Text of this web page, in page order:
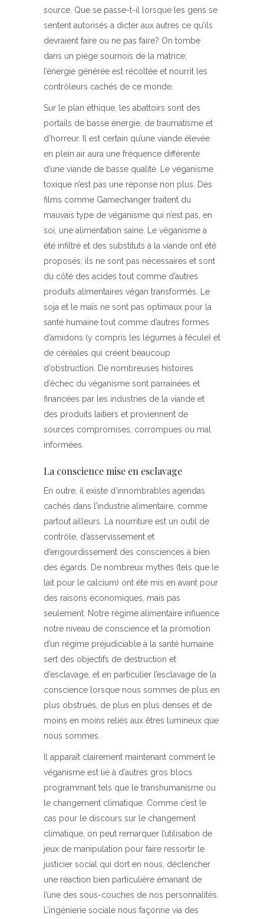
source. Que se passe-t-il lorsque les gens se
sentent autorisés à dicter aux autres ce qu’ils
devraient faire ou ne pas faire? On tombe
dans un piège sournois de la matrice;
l’énergie générée est récoltée et nourrit les
contrôleurs cachés de ce monde.
Sur le plan éthique, les abattoirs sont des
portails de basse énergie, de traumatisme et
d’horreur. Il est certain qu’une viande élevée
en plein air aura une fréquence différente
d’une viande de basse qualité. Le véganisme
toxique n’est pas une réponse non plus. Des
films comme Gamechanger traitent du
mauvais type de véganisme qui n’est pas, en
soi, une alimentation saine. Le véganisme a
été infiltré et des substituts à la viande ont été
proposés; ils ne sont pas nécessaires et sont
du côté des acides tout comme d’autres
produits alimentaires végan transformés. Le
soja et le maïs ne sont pas optimaux pour la
santé humaine tout comme d’autres formes
d’amidons (y compris les légumes à fécule) et
de céréales qui créent beaucoup
d’obstruction. De nombreuses histoires
d’échec du véganisme sont parrainées et
financées par les industries de la viande et
des produits laitiers et proviennent de
sources compromises, corrompues ou mal
informées.
La conscience mise en esclavage
En outre, il existe d’innombrables agendas
cachés dans l’industrie alimentaire, comme
partout ailleurs. La nourriture est un outil de
contrôle, d’asservissement et
d’engourdissement des consciences à bien
des égards. De nombreux mythes (tels que le
lait pour le calcium) ont été mis en avant pour
des raisons économiques, mais pas
seulement. Notre régime alimentaire influence
notre niveau de conscience et la promotion
d’un régime préjudiciable à la santé humaine
sert des objectifs de destruction et
d’esclavage, et en particulier l’esclavage de la
conscience lorsque nous sommes de plus en
plus obstrués, de plus en plus denses et de
moins en moins reliés aux êtres lumineux que
nous sommes.
Il apparaît clairement maintenant comment le
véganisme est lié à d’autres gros blocs
programmant tels que le transhumanisme ou
le changement climatique. Comme c’est le
cas pour le discours sur le changement
climatique, on peut remarquer l’utilisation de
jeux de manipulation pour faire ressortir le
justicier social qui dort en nous, déclencher
une réaction bien particulière émanant de
l’une des sous-couches de nos personnalités.
L’ingénierie sociale nous façonne via des